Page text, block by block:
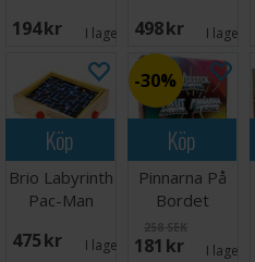
194 SEK I lager: 1498 SEK I lager:
Köp
Brio Labyrinth
Pac-Man
475 SEK I lager: 3
Köp
30%
Pinnarna På
Bordet
Brädspel
258 SEK
181 SEK I lager: